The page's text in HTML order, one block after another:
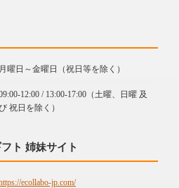
月曜日～金曜日（祝日等を除く）
12:00 / 13:00-17:00（土曜、日曜 及
祝日を除く）
ト 姉妹サイト
ecollabo-jp.com/